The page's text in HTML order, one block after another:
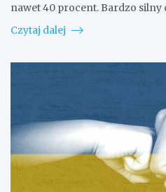
nawet 40 procent. Bardzo
Czytaj dalej